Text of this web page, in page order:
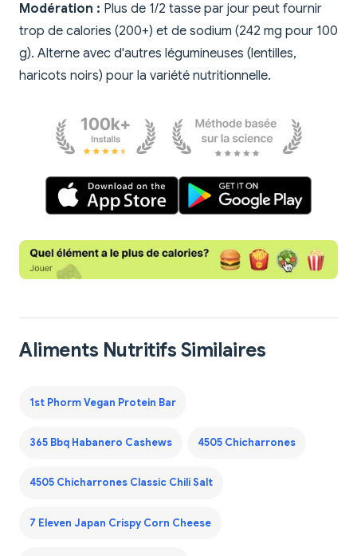
Modération : Plus de 1/2 tasse par jour peut fournir
trop de calories (200+) et de sodium (242 mg pour 100
g). Alterne avec d'autres légumineuses (lentilles,
haricots noirs) pour la variété nutritionnelle.
Aliments Nutritifs Similaires
1st Phorm Vegan Protein Bar
365 Bbq Habanero Cashews 4505 Chicharrones
4505 Chicharrones Classic Chili Salt
7 Eleven Japan Crispy Corn Cheese